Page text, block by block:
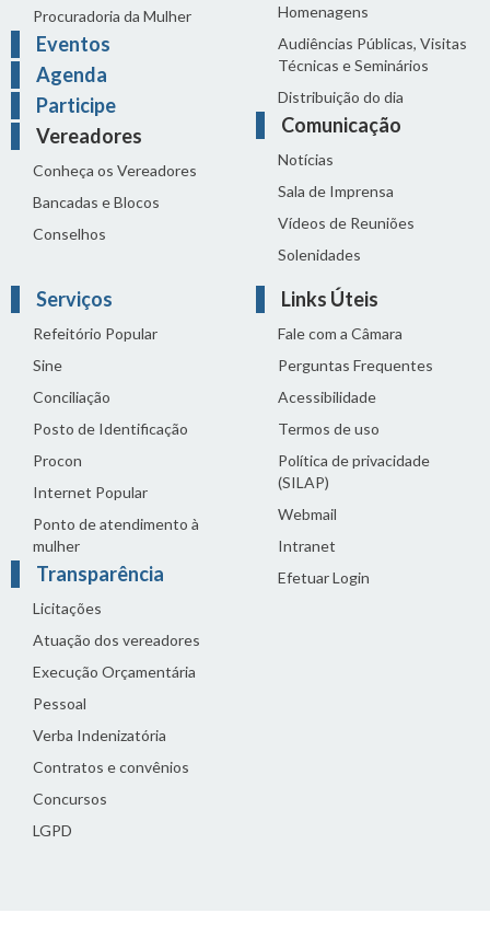
Procuradoria da Mulher
Eventos
Agenda
Participe
Vereadores
Conheça os Vereadores
Bancadas e Blocos
Conselhos
Homenagens
Audiências Públicas, Visitas
Técnicas e Seminários
Distribuição do dia
Comunicação
Notícias
Sala de Imprensa
Vídeos de Reuniões
Solenidades
Serviços
Refeitório Popular
Sine
Conciliação
Posto de Identificação
Procon
Internet Popular
Ponto de atendimento à
mulher
Transparência
Licitações
Atuação dos vereadores
Execução Orçamentária
Pessoal
Verba Indenizatória
Contratos e convênios
Concursos
LGPD
Links Úteis
Fale com a Câmara
Perguntas Frequentes
Acessibilidade
Termos de uso
Política de privacidade
(SILAP)
Webmail
Intranet
Efetuar Login